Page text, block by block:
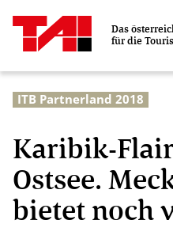
Das
für die
ITB Partnerland 2018
Karibik-
Ostsee.
bietet noch